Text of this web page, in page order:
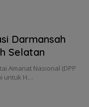
Darmansah
Selatan
Amanat Nasional (DPP
untuk H…